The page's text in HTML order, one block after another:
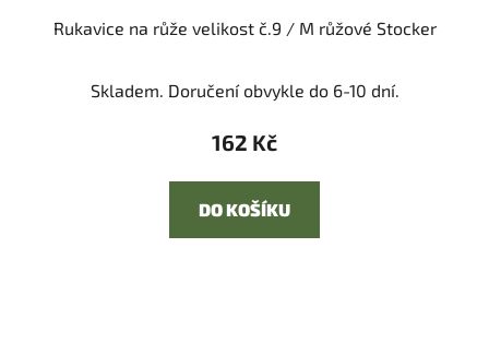
Rukavice na růže velikost č.9 / M růžové Stocker
Skladem. Doručení obvykle do 6-10 dní.
162 Kč
DO KOŠÍKU